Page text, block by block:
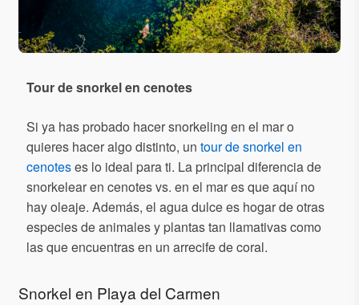
Tour de snorkel en cenotes
Si ya has probado hacer snorkeling en el mar o
quieres hacer algo distinto, un tour de snorkel en
cenoteses lo ideal para ti. La principal diferencia de
snorkelear en cenotes vs. en el mar es que aquí no
hay oleaje. Además, el agua dulce es hogar de otras
especies de animales y plantas tan llamativas como
las que encuentras en un arrecife de coral.
Snorkel en Playa del Carmen